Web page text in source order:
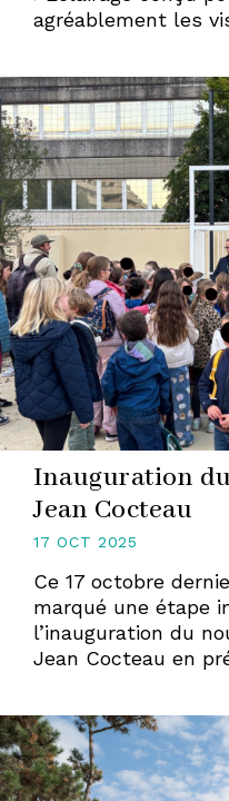
agréablement les
Inauguration
Jean Cocteau
17 OCT 2025
Ce 17 octobre
marqué une étape
l’inauguration du
Jean Cocteau en